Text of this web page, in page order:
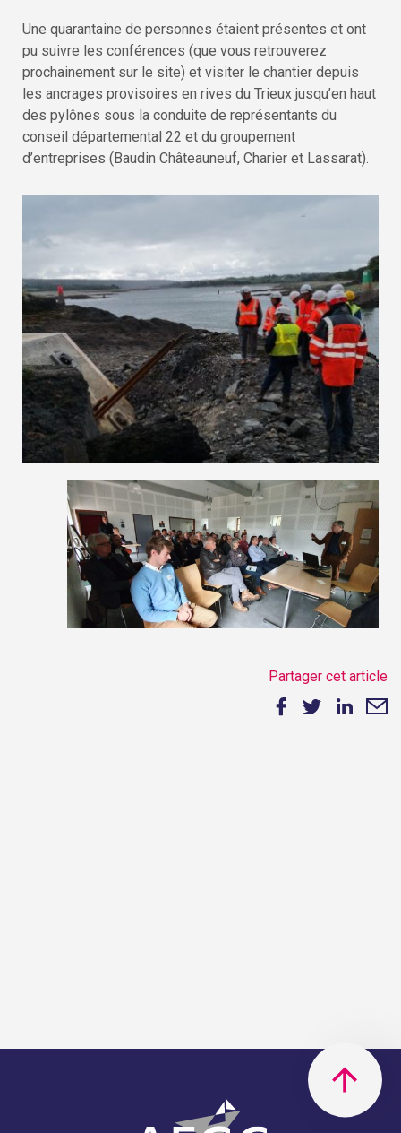
Une quarantaine de personnes étaient présentes et ont
pu suivre les conférences (que vous retrouverez
prochainement sur le site) et visiter le chantier depuis
les ancrages provisoires en rives du Trieux jusqu’en haut
des pylônes sous la conduite de représentants du
conseil départemental 22 et du groupement
d’entreprises (Baudin Châteauneuf, Charier et Lassarat).
Partager cet article